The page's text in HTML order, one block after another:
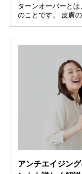
ターンオーバーと
のことです。 皮膚
アンチエイジン